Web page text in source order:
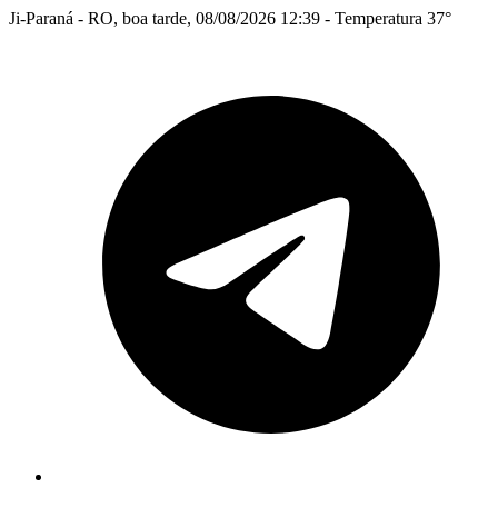
Ji-Paraná - RO, boa tarde, 08/08/2026 12:39 - Temperatura 37°